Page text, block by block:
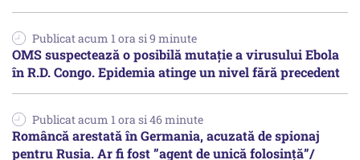
Publicat acum 1 ora si 9 minute
OMS suspectează o posibilă mutație a virusului Ebola
în R.D. Congo. Epidemia atinge un nivel fără precedent
Publicat acum 1 ora si 46 minute
Româncă arestată în Germania, acuzată de spionaj
pentru Rusia. Ar fi fost ”agent de unică folosință”/